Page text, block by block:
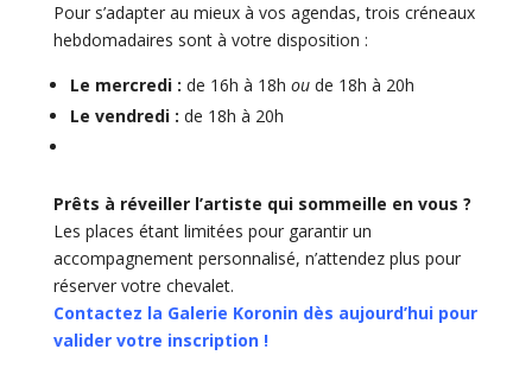
Pour s’adapter au mieux à vos agendas, trois créneaux
hebdomadaires sont à votre disposition :
Le mercredi : de 16h à 18h oude 18h à 20h
Le vendredi : de 18h à 20h
Prêts à réveiller l’artiste qui sommeille en vous ?
Les places étant limitées pour garantir un
accompagnement personnalisé, n’attendez plus pour
réserver votre chevalet.
Contactez la Galerie Koronin dès aujourd’hui pour
valider votre inscription !